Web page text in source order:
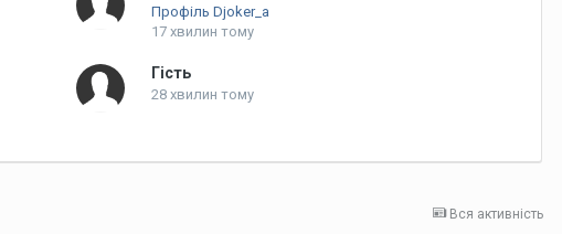
Профіль Djoker_a
17 хвилин тому
Гість
28 хвилин тому
Вся активність